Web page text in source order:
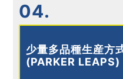
04.
少量多品種生産方
(PARKER LEAPS)